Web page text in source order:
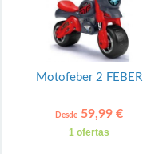
Motofeber 2 FEBER
Desde 59,99 €
1 ofertas